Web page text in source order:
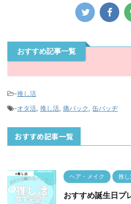
おすすめ記事一覧
-推し活
-オタ活, 推し活, 痛バック, 缶バッヂ
おすすめ記事一覧
ヘア・メイク 推
おすすめ誕生日